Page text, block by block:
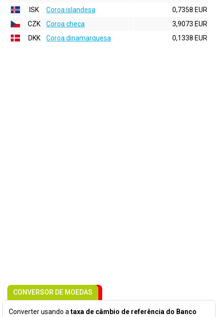
ISK
Coroa islandesa
0,7358 EUR
CZK
Coroa checa
3,9073 EUR
DKK
Coroa dinamarquesa 0,1338 EUR
CONVERSOR DE MOEDAS
Converter usando a taxa de câmbio de referência do Banco